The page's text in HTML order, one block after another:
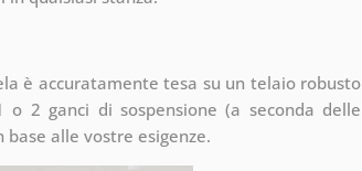
è accuratamente tesa su un telaio robusto
2 ganci di sospensione (a seconda delle
alle vostre esigenze.